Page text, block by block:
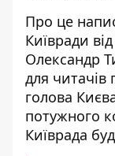
Про це
Київради
Олександр
для
голова
потужного
Київрада